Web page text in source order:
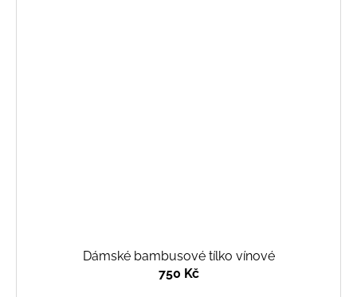
Dámské bambusové tílko vínové
750 Kč